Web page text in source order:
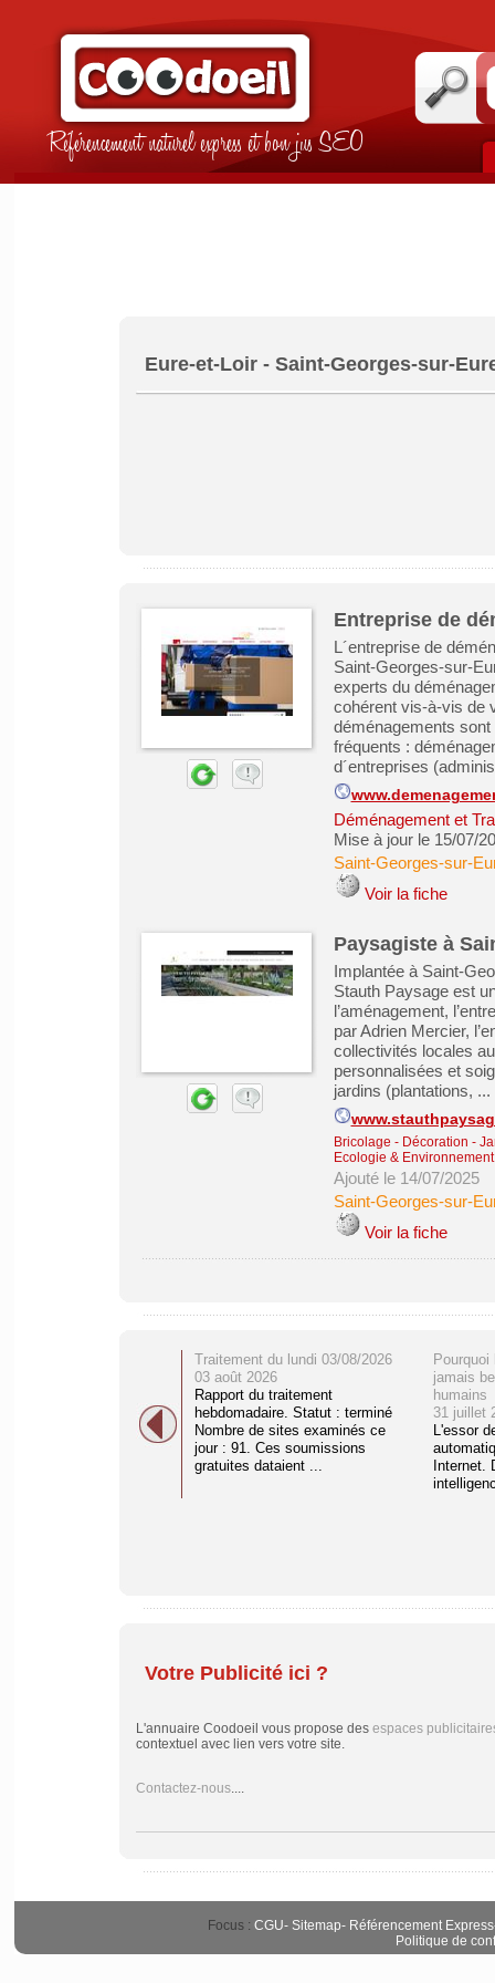
Référencement naturel express et bon jus SEO
Eure-et-Loir - Saint-Georges-sur-
Entreprise de
L´entreprise de
Saint-Georges-sur-
experts du
cohérent vis-à-vis de
déménagements
fréquents :
d´entreprises
Déménagement et
Mise à jour le 15/07/
Saint-Georges-sur-
Voir la fiche
Paysagiste à
Implantée à Saint-
Stauth Paysage est
l’aménagement,
par Adrien Mercier,
collectivités locales
personnalisées et
jardins (plantations, ...
Bricolage - Décoration -
Ecologie & Environnement
Ajouté le 14/07/2025
Saint-Georges-sur-
Voir la fiche
Traitement du lundi 03/08/2026
03 août 2026
Rapport du traitement
hebdomadaire. Statut : terminé
Nombre de sites examinés ce
jour : 91. Ces soumissions
gratuites dataient ...
jamais
humains
31 juillet
L'essor
Internet.
Votre Publicité ici ?
L'annuaire Coodoeil vous propose des espaces
contextuel avec lien vers votre site.
Contactez-nous....
Focus : CGU- Sitemap- Référencement Express
Politique de